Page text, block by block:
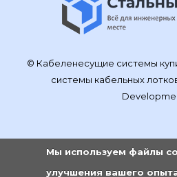
© Кабеленесущие системы
системы кабельных
Мы используем файлы
улучшения вашего